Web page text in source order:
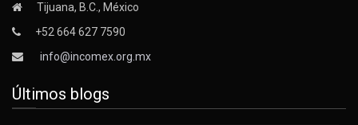
Tijuana, B.C., México
+52 664 627 7590
info@incomex.org.mx
Últimos blogs